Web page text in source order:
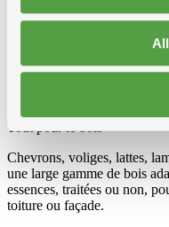
Equipement de chantier
Echelles 3-parties
Echafaudage Roulant
Tout pour le bois
Chevrons, voliges, lattes,
une large gamme de bois
essences, traitées ou non,
toiture ou façade.